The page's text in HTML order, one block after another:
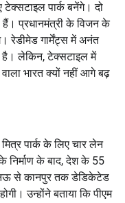
पार्क बनेंगे। दो
हैं। प्रधानमंत्री के विजन के
रेडीमेड गार्मेंट्स में अनंत
है। लेकिन, टेक्सटाइल में
भारत क्यों नहीं आगे बढ़
पार्क के लिए चार लेन
निर्माण के बाद, देश के 55
से कानपुर तक डेडिकेटेड
उन्होंने बताया कि पीएम